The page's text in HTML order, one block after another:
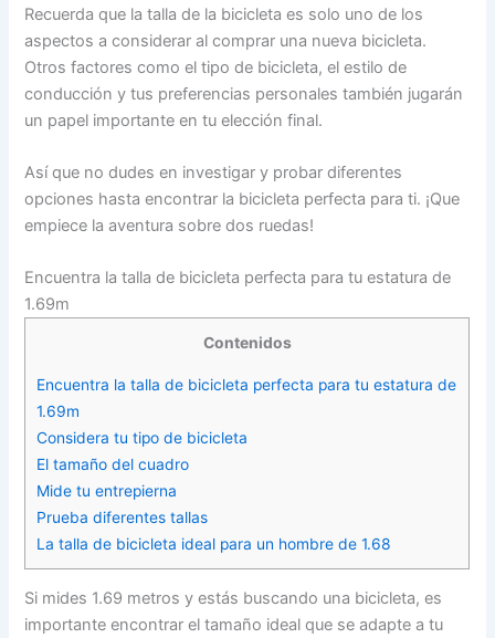
Recuerda que la talla de la bicicleta es solo uno de los
aspectos a considerar al comprar una nueva bicicleta.
Otros factores como el tipo de bicicleta, el estilo de
conducción y tus preferencias personales también jugarán
un papel importante en tu elección final.
Así que no dudes en investigar y probar diferentes
opciones hasta encontrar la bicicleta perfecta para ti. ¡Que
empiece la aventura sobre dos ruedas!
Encuentra la talla de bicicleta perfecta para tu estatura de
1.69m
Contenidos
Encuentra la talla de bicicleta perfecta para tu estatura de
1.69m
Considera tu tipo de bicicleta
El tamaño del cuadro
Mide tu entrepierna
Prueba diferentes tallas
La talla de bicicleta ideal para un hombre de 1.68
Si mides 1.69 metros y estás buscando una bicicleta, es
importante encontrar el tamaño ideal que se adapte a tu